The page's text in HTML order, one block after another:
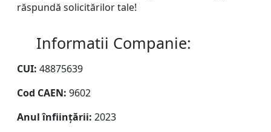
răspundă solicitărilor tale!
Informatii Companie:
CUI: 48875639
Cod CAEN: 9602
Anul înființării: 2023